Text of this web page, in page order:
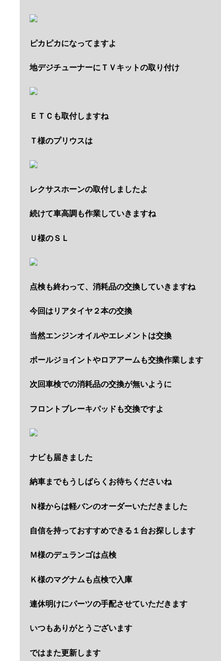
ピカピカになってますよ
地デジチューナーにＴＶキットの取り付け
ＥＴＣも取付しますね
Ｔ様のプリウスは
レクサスホーンの取付しましたよ
続けて車高調も作業していきますね
Ｕ様のＳＬ
点検も終わって、消耗品の交換していきますね
今回はリアタイヤ２本の交換
当然エンジンオイルやエレメントは交換
ボールジョイントやロアアームも交換作業します
次回車検での消耗品の交換が無いように
フロントブレーキパッドも交換ですよ
ナビも届きました
納車までもうしばらくお待ちくださいね
Ｎ様からは軽バンのオーダーいただきました
自信を持っておすすめできる１台お探しします
Ｍ様のデュランゴは点検
Ｋ様のマグナムも点検で入庫
連休明けにパーツの手配させていただきます
いつもありがとうございます
ではまた更新します